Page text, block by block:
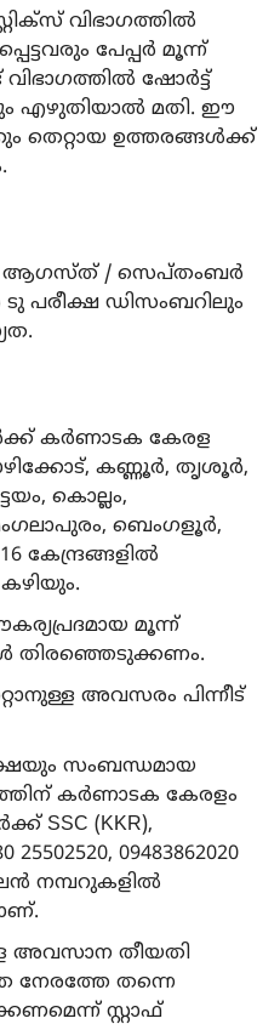
വിഭാഗത്തിൽ
പേപ്പർ മൂന്ന്
ഷോർട്ട്
എഴുതിയാൽ മതി. ഈ
തെറ്റായ ഉത്തരങ്ങൾക്ക്
ആഗസ്ത് / സെപ്തംബർ
ടു പരീക്ഷ ഡിസംബറിലും
കർണാടക കേരള
കണ്ണൂർ, തൃശൂർ,
കൊല്ലം,
ബെംഗളൂർ,
കേന്ദ്രങ്ങളിൽ
മൂന്ന്
തിരഞ്ഞെടുക്കണം.
അവസരം പിന്നീട്
സംബന്ധമായ
കർണാടക കേരളം
SSC (KKR),
09483862020
നമ്പറുകളിൽ
അവസാന തീയതി
നേരത്തേ തന്നെ
സ്റ്റാഫ്